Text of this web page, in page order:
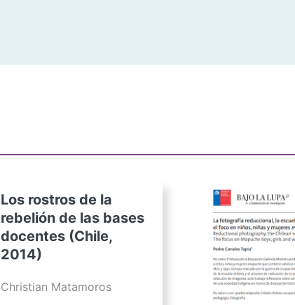
Los rostros de la
rebelión de las bases
docentes (Chile,
2014)
Christian Matamoros